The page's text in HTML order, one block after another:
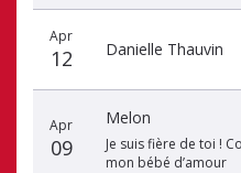
Apr
12 Danielle Thauvin
Apr
09
Melon
Je suis fière de toi !
mon bébé d’amour